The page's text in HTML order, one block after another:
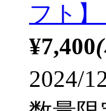
フト】
¥7,400
2024/